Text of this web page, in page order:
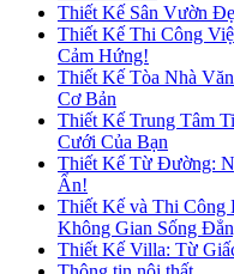
Thiết Kế Sân Vườn
Thiết Kế Thi Công
Cảm Hứng!
Thiết Kế Tòa Nhà
Cơ Bản
Thiết Kế Trung Tâm
Cưới Của Bạn
Thiết Kế Từ Đường:
Ẩn!
Thiết Kế và Thi Công
Không Gian Sống
Thiết Kế Villa: Từ